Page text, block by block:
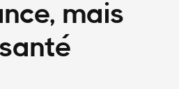
mais